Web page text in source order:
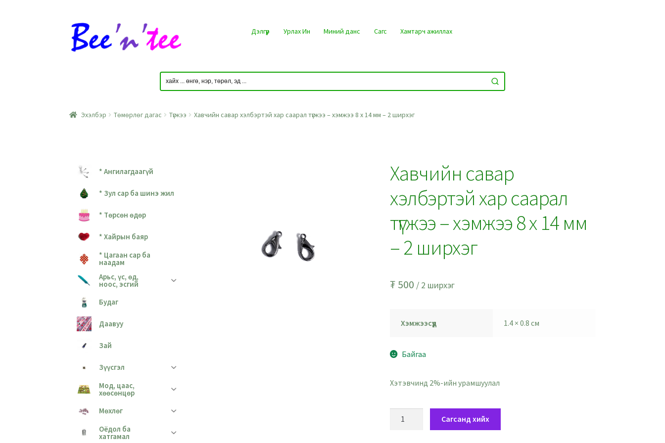
Skip
to
navigation
Skip
to
content
Дэлгүүр Урлах Ин Миний данс Сагс Хамтарч ажиллах
Эхэлбэр Төмөрлөг дагас Түгжээ Хавчийн савар хэлбэртэй хар саарал түгжээ – хэмжээ 8 x 14 мм – 2 ширхэг
Хавчийн савар
хэлбэртэй хар саарал
түгжээ – хэмжээ 8 x 14 мм
– 2 ширхэг
₮500 / 2 ширхэг
Хэмжээсүүд 1.4 × 0.8 см
Байгаа
Хэтэвчинд 2%-ийн урамшуулал
Сагсанд хийх
* Ангилагдаагүй
* Зул сар ба шинэ жил
* Төрсөн өдөр
* Хайрын баяр
* Цагаан сар ба
наадам
Арьс, үс, өд,
ноос, эсгий
Будаг
Даавуу
Зай
Зүүсгэл
Мод, цаас,
хөөсөнцөр
Мөхлөг
Оёдол ба
хатгамал